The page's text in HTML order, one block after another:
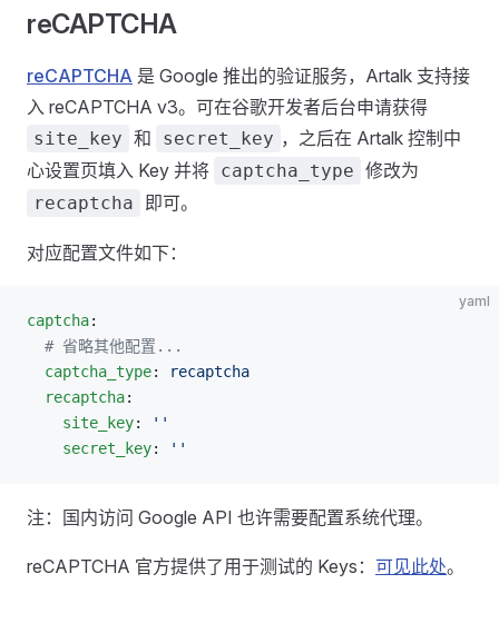
reCAPTCHA
reCAPTCHA 是 Google 推出的验证服务，Artalk 支持接
入 reCAPTCHA v3。可在谷歌开发者后台申请获得
site_key 和 secret_key ，之后在 Artalk 控制中
心设置页填入 Key 并将 captcha_type 修改为
recaptcha 即可。
对应配置文件如下：
yaml
captcha:
  # 省略其他配置...
  captcha_type
:
recaptcha
  recaptcha
:
    site_key
:
''
    secret_key
: ''
注：国内访问 Google API 也许需要配置系统代理。
reCAPTCHA 官方提供了用于测试的 Keys： 可见此处。